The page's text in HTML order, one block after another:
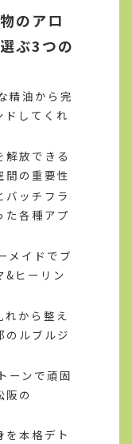
のアロ
ぶ3つの
精油から完
ドしてくれ
解放できる
間の重要性
バッチフラ
た各種アプ
メイドでブ
&ヒーリン
から整え
のルブルジ
ーンで頑固
阪の
を本格デト